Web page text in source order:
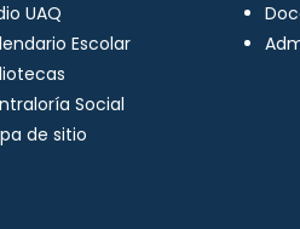
UAQ
Escolar
Social
de sitio